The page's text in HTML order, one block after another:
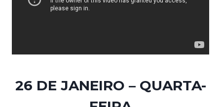
26 DE JANEIRO – QUARTA-